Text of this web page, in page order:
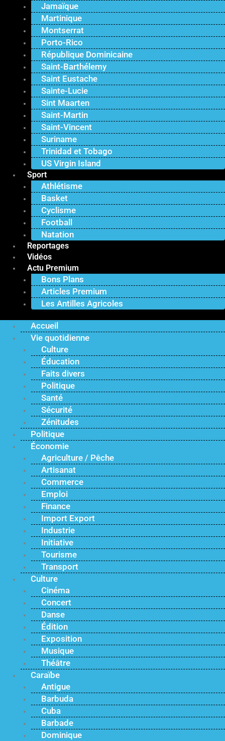
Jamaïque
Martinique
Montserrat
Porto-Rico
République Dominicaine
Saint-Barthélemy
Saint Eustache
Sainte-Lucie
Sint Maarten
Saint-Martin
Saint-Vincent
Suriname
Trinidad et Tobago
US Virgin Island
Sport
Athlétisme
Basket
Cyclisme
Football
Natation
Reportages
Vidéos
Actu Premium
Bons Plans
Articles Premium
Les Antilles Agricoles
Accueil
Vie quotidienne
Culture
Éducation
Faits divers
Politique
Santé
Sécurité
Zénitudes
Politique
Économie
Agriculture / Pêche
Artisanat
Commerce
Emploi
Finance
Import Export
Industrie
Initiative
Tourisme
Transport
Culture
Cinéma
Concert
Danse
Édition
Exposition
Musique
Théâtre
Caraïbe
Antigue
Barbuda
Cuba
Barbade
Dominique